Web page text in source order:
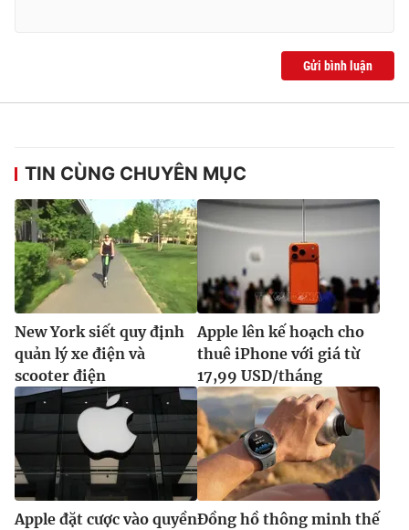
Gửi bình luận
TIN CÙNG CHUYÊN MỤC
New York siết quy định
quản lý xe điện và
scooter điện
Apple lên kế hoạch cho
thuê iPhone với giá từ
17,99 USD/tháng
Apple đặt cược vào quyềnĐồng hồ thông minh thế